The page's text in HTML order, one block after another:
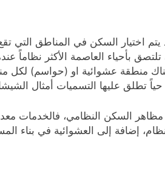
اختيار السكن في المناطق
بأحياء العاصمة الأكثر
منطقة عشوائية او (حواسم)
السكن النظامي، فالخدمات
إضافة إلى العشوائية في